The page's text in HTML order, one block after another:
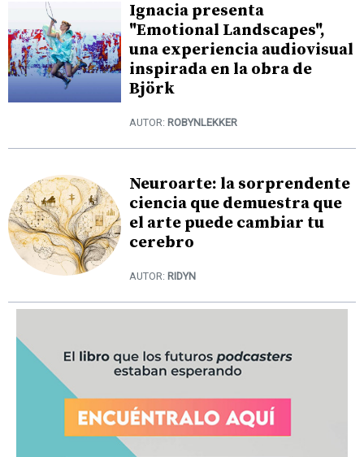
Ignacia presenta
"Emotional Landscapes",
una experiencia audiovisual
inspirada en la obra de
Björk
AUTOR: ROBYNLEKKER
Neuroarte: la sorprendente
ciencia que demuestra que
el arte puede cambiar tu
cerebro
AUTOR: RIDYN